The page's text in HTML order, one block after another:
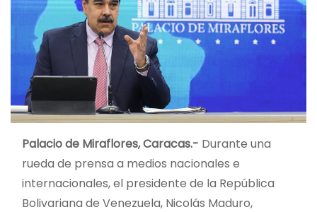
Palacio de Miraflores, Caracas.- Durante una
rueda de prensa a medios nacionales e
internacionales, el presidente de la República
Bolivariana de Venezuela, Nicolás Maduro,